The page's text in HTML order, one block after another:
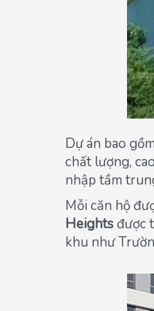
Dự án bao
chất lượng,
nhập tầm
Mỗi căn hộ
Heightsđược
khu như